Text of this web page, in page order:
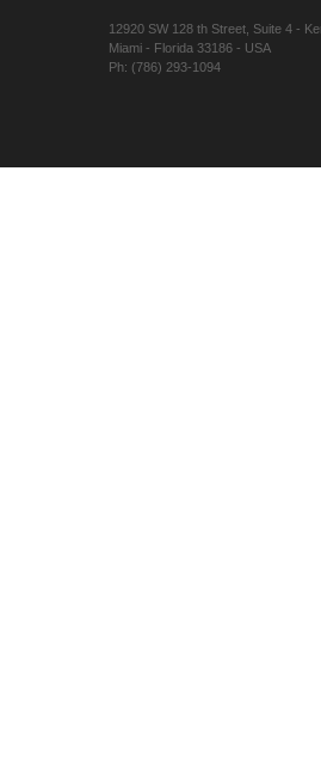
12920 SW 128 th Street, Suite 4 -
Miami - Florida 33186 - USA
Ph: (786) 293-1094